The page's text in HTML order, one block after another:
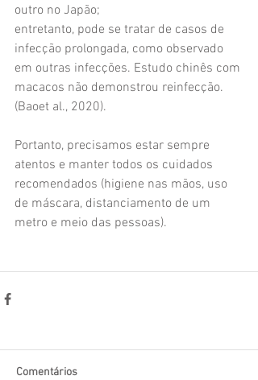
outro no Japão;
entretanto, pode se tratar de casos de
infecção prolongada, como observado
em outras infecções. Estudo chinês com
macacos não demonstrou reinfecção.
(Baoet al., 2020).
Portanto, precisamos estar sempre
atentos e manter todos os cuidados
recomendados (higiene nas mãos, uso
de máscara, distanciamento de um
metro e meio das pessoas).
Comentários